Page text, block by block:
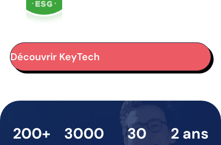
Découvrir KeyTech
200+ 3000 30 2 ans